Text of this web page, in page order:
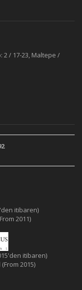
2 / 17-23, Maltepe /
itibaren)
2011)
itibaren)
2015)